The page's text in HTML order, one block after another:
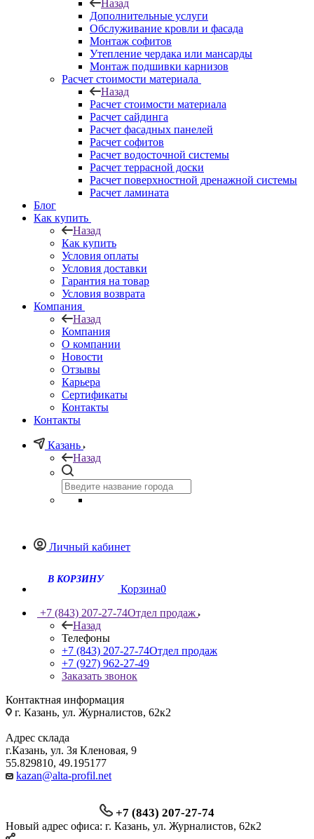
Назад
Дополнительные услуги
Обслуживание кровли и фасада
Монтаж софитов
Утепление чердака или мансарды
Монтаж подшивки карнизов
Расчет стоимости материала
Назад
Расчет стоимости материала
Расчет сайдинга
Расчет фасадных панелей
Расчет софитов
Расчет водосточной системы
Расчет террасной доски
Расчет поверхностной дренажной системы
Расчет ламината
Блог
Как купить
Назад
Как купить
Условия оплаты
Условия доставки
Гарантия на товар
Условия возврата
Компания
Назад
Компания
О компании
Новости
Отзывы
Карьера
Сертификаты
Контакты
Контакты
Казань
Назад
Личный кабинет
Корзина0
+7 (843) 207-27-74Отдел продаж
Назад
Телефоны
+7 (843) 207-27-74Отдел продаж
+7 (927) 962-27-49
Заказать звонок
Контактная информация
г. Казань, ул. Журналистов, 62к2
Адрес склада
г.Казань, ул. 3я Кленовая, 9
55.829810, 49.195177
kazan@alta-profil.net
+7 (843) 207-27-74
Новый адрес офиса: г. Казань, ул. Журналистов, 62к2